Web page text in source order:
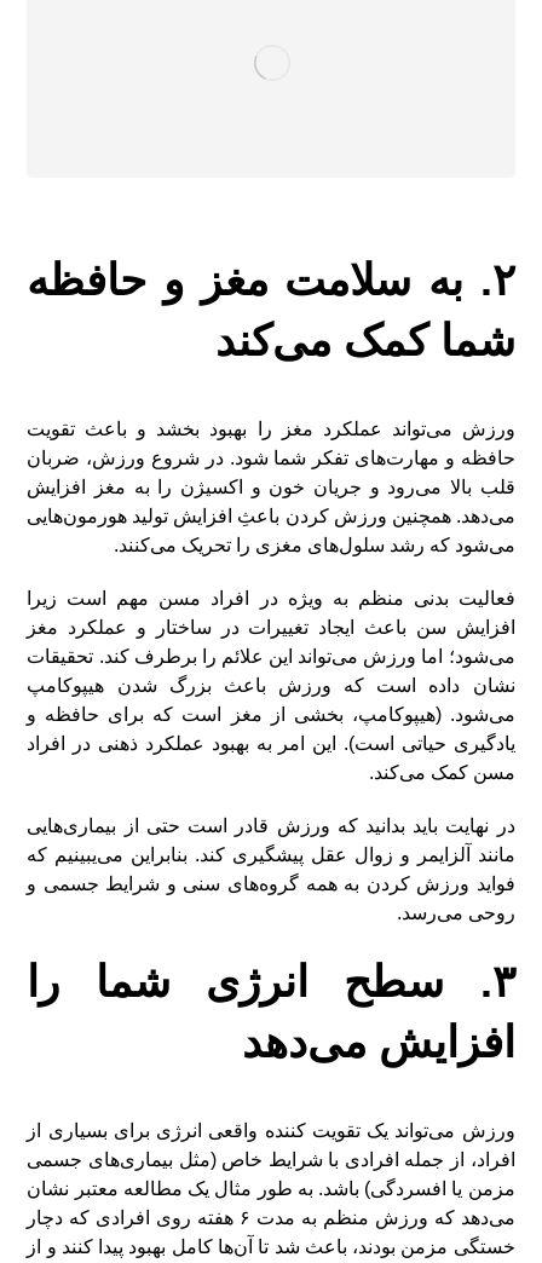
۲. به سلامت مغز و حافظه
شما کمک می‌کند
ورزش می‌تواند عملکرد مغز را بهبود بخشد و باعث تقویت
حافظه و مهارت‌های تفکر شما شود. در شروع ورزش، ضربان
قلب بالا می‌رود و جریان خون و اکسیژن را به مغز افزایش
می‌دهد. همچنین ورزش کردن باعثِ افزایش تولید هورمون‌هایی
می‌شود که رشد سلول‌های مغزی را تحریک می‌کنند.
فعالیت بدنی منظم به ویژه در افراد مسن مهم است زیرا
افزایش سن باعث ایجاد تغییرات در ساختار و عملکرد مغز
می‌شود؛ اما ورزش می‌تواند این علائم را برطرف کند. تحقیقات
نشان داده است که ورزش باعث بزرگ شدن هیپوکامپ
می‌شود. (هیپوکامپ، بخشی از مغز است که برای حافظه و
یادگیری حیاتی است). این امر به بهبود عملکرد ذهنی در افراد
مسن کمک می‌کند.
در نهایت باید بدانید که ورزش قادر است حتی از بیماری‌هایی
مانند آلزایمر و زوال عقل پیشگیری کند. بنابراین می‌یبینیم که
فواید ورزش کردن به همه گروه‌های سنی و شرایط جسمی و
روحی می‌رسد.
۳. سطح انرژی شما را
افزایش می‌دهد
ورزش می‌تواند یک تقویت کننده واقعی انرژی برای بسیاری از
افراد، از جمله افرادی با شرایط خاص (مثل بیماری‌های جسمی
مزمن یا افسردگی) باشد. به طور مثال یک مطالعه معتبر نشان
می‌دهد که ورزش منظم به مدت ۶ هفته روی افرادی که دچار
خستگی مزمن بودند، باعث شد تا آن‌ها کامل بهبود پیدا کنند و از